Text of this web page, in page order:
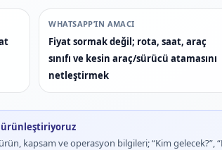
WHATSAPP’IN AMACI
Fiyat sormak değil; rota, saat, araç
sınıfı ve kesin araç/sürücü atamasını
netleştirmek
ürünleştiriyoruz
kapsam ve operasyon bilgileri; “Kim